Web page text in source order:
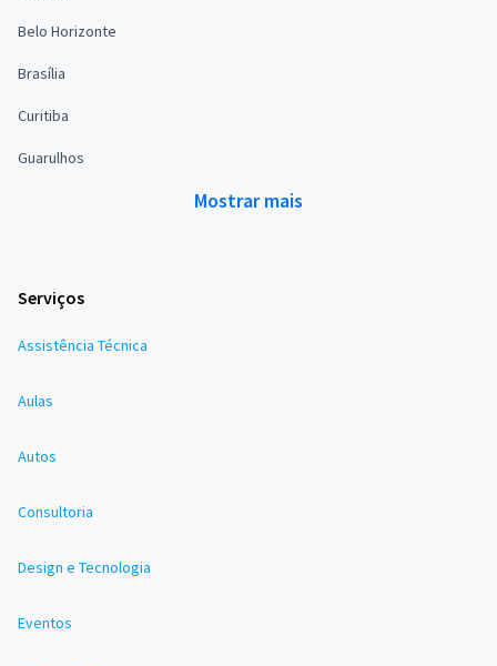
Belo Horizonte
Brasília
Curitiba
Guarulhos
Mostrar mais
Serviços
Assistência Técnica
Aulas
Autos
Consultoria
Design e Tecnologia
Eventos